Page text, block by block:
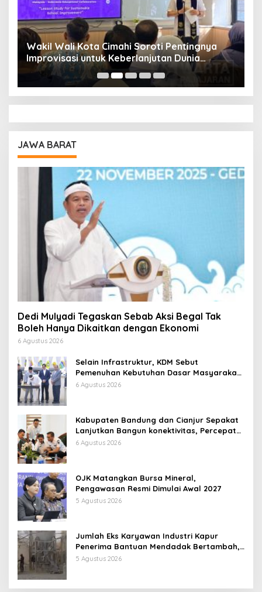
Wakil Wali Kota Cimahi Soroti Pentingnya
Improvisasi untuk Keberlanjutan Dunia
Pendidikan
JAWA BARAT
Dedi Mulyadi Tegaskan Sebab Aksi Begal Tak
Boleh Hanya Dikaitkan dengan Ekonomi
6 Agustus 2026
Selain Infrastruktur, KDM Sebut
Pemenuhan Kebutuhan Dasar Masyarakat
Jadi Fokus APBD Jabar 2027
6 Agustus 2026
Kabupaten Bandung dan Cianjur Sepakat
Lanjutkan Bangun konektivitas, Percepat
Pertumbuhan Ekonomi Daerah
6 Agustus 2026
OJK Matangkan Bursa Mineral,
Pengawasan Resmi Dimulai Awal 2027
5 Agustus 2026
Jumlah Eks Karyawan Industri Kapur
Penerima Bantuan Mendadak Bertambah,
KDM: Kita Identifikasi
5 Agustus 2026